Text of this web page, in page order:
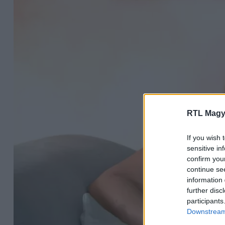
RTL
If you wish
sensitive
confirm
continue
information
further